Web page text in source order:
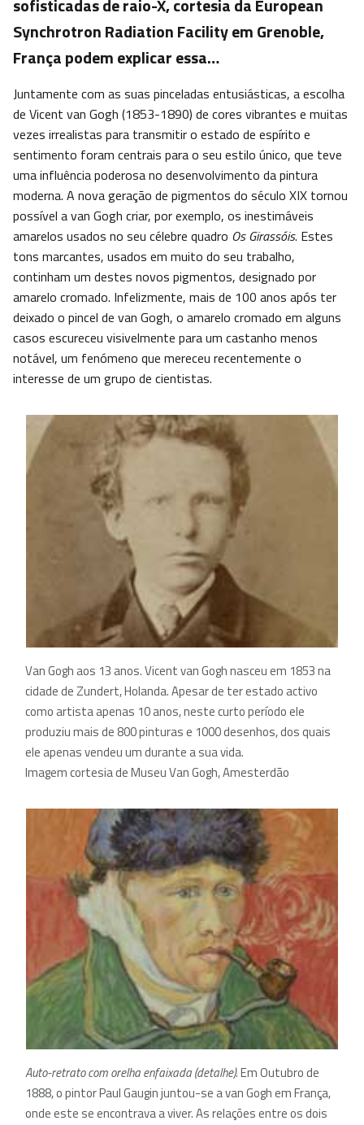
sofisticadas de raio-X, cortesia da European
Synchrotron Radiation Facility em Grenoble,
França podem explicar essa…
Juntamente com as suas pinceladas entusiásticas, a escolha
de Vicent van Gogh (1853-1890) de cores vibrantes e muitas
vezes irrealistas para transmitir o estado de espírito e
sentimento foram centrais para o seu estilo único, que teve
uma influência poderosa no desenvolvimento da pintura
moderna. A nova geração de pigmentos do século XIX tornou
possível a van Gogh criar, por exemplo, os inestimáveis
amarelos usados no seu célebre quadro Os Girassóis. Estes
tons marcantes, usados em muito do seu trabalho,
continham um destes novos pigmentos, designado por
amarelo cromado. Infelizmente, mais de 100 anos após ter
deixado o pincel de van Gogh, o amarelo cromado em alguns
casos escureceu visivelmente para um castanho menos
notável, um fenómeno que mereceu recentemente o
interesse de um grupo de cientistas.
Van Gogh aos 13 anos. Vicent van Gogh nasceu em 1853 na
cidade de Zundert, Holanda. Apesar de ter estado activo
como artista apenas 10 anos, neste curto período ele
produziu mais de 800 pinturas e 1000 desenhos, dos quais
ele apenas vendeu um durante a sua vida.
Imagem cortesia de Museu Van Gogh, Amesterdão
Auto-retrato com orelha enfaixada (detalhe).Em Outubro de
1888, o pintor Paul Gaugin juntou-se a van Gogh em França,
onde este se encontrava a viver. As relações entre os dois